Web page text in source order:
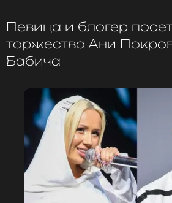
Певица и блогер
торжество Ани
Бабича